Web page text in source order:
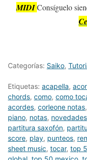
MIDI Consíguelo
Categorías: Saiko,
Etiquetas: acapella,
chords, como, como
acordes, corleone notas,
piano, notas,
partitura saxofón,
score, play, punteos,
sheet music, tocar, top